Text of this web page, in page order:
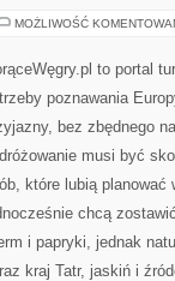
MOŻLIWOŚĆ
to portal
poznawania
bez zbędnego
musi być
które lubią
chcą
i papryki, jednak
kraj Tatr, jaskiń i